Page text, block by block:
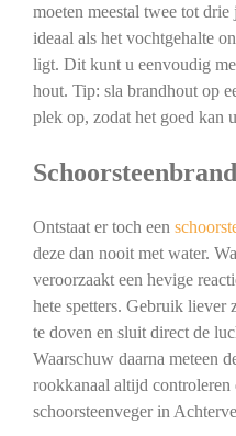
moeten meestal twee tot
ideaal als het vochtgehalte
ligt. Dit kunt u eenvoudig
hout. Tip: sla brandhout op
plek op, zodat het goed kan
Ontstaat er toch een
deze dan nooit met water.
veroorzaakt een hevige
hete spetters. Gebruik liever
te doven en sluit direct de
Waarschuw daarna meteen
rookkanaal altijd controleren
schoorsteenveger in